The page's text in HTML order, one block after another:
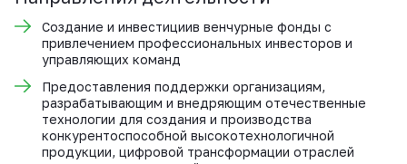
Создание и инвестициив венчурные фонды с
привлечением профессиональных инвесторов и
управляющих команд
Предоставления поддержки организациям,
разрабатывающим и внедряющим отечественные
технологии для создания и производства
конкурентоспособной высокотехнологичной
продукции, цифровой трансформации отраслей